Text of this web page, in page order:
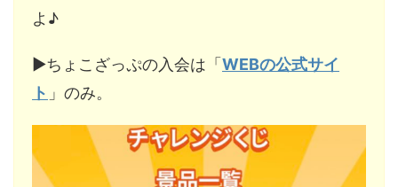
よ♪
▶︎ちょこざっぷの入会は「WEBの公式サイ
ト 」のみ。